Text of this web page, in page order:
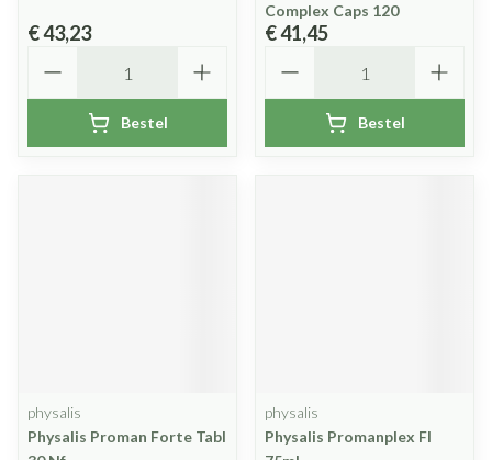
€ 43,23
Bestel
Complex Caps 120
€ 41,45
Bestel
physalis
Physalis Proman Forte Tabl
physalis
Physalis Promanplex Fl